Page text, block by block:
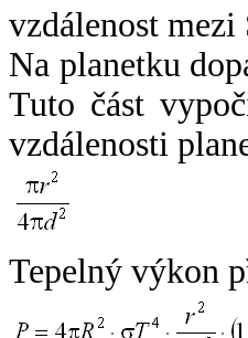
vzdálenost
Na planetku
Tuto část
vzdálenosti
Tepelný výkon